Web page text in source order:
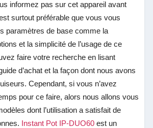
informez pas sur cet appareil avant
surtout préférable que vous vous
paramètres de base comme la
et la simplicité de l’usage de ce
faire votre recherche en lisant
d’achat et la façon dont nous avons
Cependant, si vous n’avez
pour ce faire, alors nous allons vous
dont l’utilisation a satisfait de
Instant Pot IP-DUO60 est un